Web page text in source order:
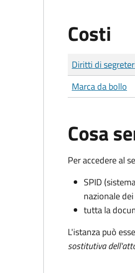
Costi
Tipo di
Importo
Diritti di
Marca da bollo
Cosa
Per accedere al
SPID
nazionale
tutta la
L'istanza può
sostitutiva